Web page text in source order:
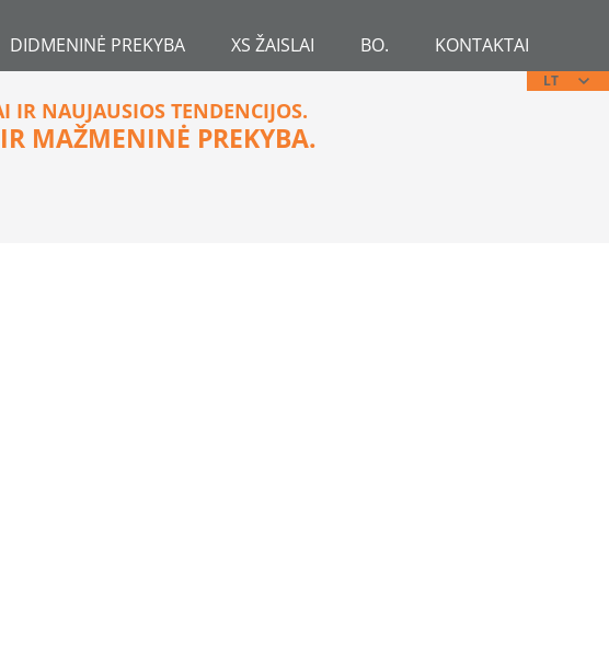
DIDMENINĖ PREKYBA XS ŽAISLAI BO. KONTAKTAI
LT
IR NAUJAUSIOS TENDENCIJOS.
MAŽMENINĖ PREKYBA.